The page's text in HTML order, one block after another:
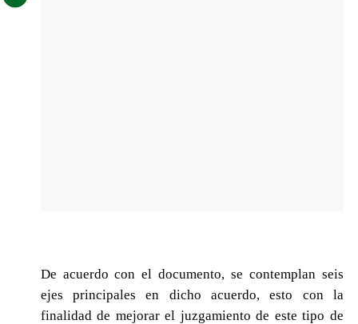
De acuerdo con el documento, se contemplan seis
ejes principales en dicho acuerdo, esto con la
finalidad de mejorar el juzgamiento de este tipo de